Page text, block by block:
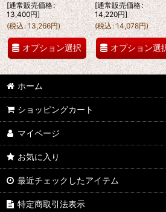
[通常販売価格:
13,400円]
(税込: 13,266円)
オプション選択
[通常販売価格:
14,220円]
(税込: 14,078円)
オプション選
ホーム
ショッピングカート
マイページ
お気に入り
最近チェックしたアイテム
特定商取引法表示